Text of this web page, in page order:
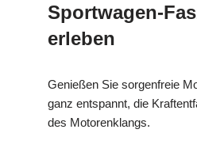
Sportwagen-
erleben
Genießen Sie sorgenfreie
ganz entspannt, die
des Motorenklangs.